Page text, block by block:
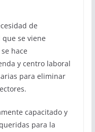
de
se viene
hace
y centro laboral
para eliminar
capacitado y
para la